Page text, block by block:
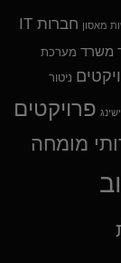
מאסון חברות IT
משרד מערכת
ניטור
פרויקטים
מומחה